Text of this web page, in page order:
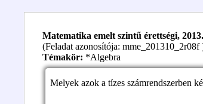
Matematika emelt szintű érettségi,
(Feladat azonosítója: mme_201310_2r08f
Témakör: *Algebra
Melyek azok a tízes számrendszerben